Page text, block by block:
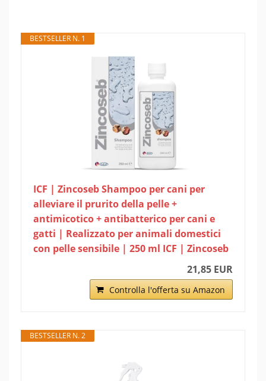
BESTSELLER N. 1
ICF | Zincoseb Shampoo per cani per
alleviare il prurito della pelle +
antimicotico + antibatterico per cani e
gatti | Realizzato per animali domestici
con pelle sensibile | 250 ml ICF | Zincoseb
21,85 EUR
Controlla l'offerta su Amazon
BESTSELLER N. 2